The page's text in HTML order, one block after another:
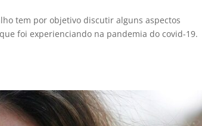
tem por objetivo discutir alguns aspectos
foi experienciando na pandemia do covid-19.